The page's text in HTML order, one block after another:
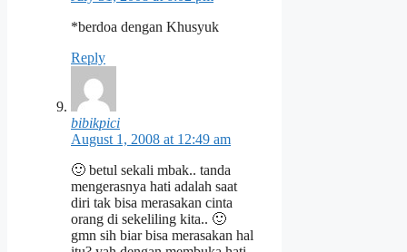
*berdoa dengan Khusyuk
Reply
bibikpici
August 1, 2008 at 12:49 am
🙂 betul sekali mbak.. tanda
mengerasnya hati adalah saat
diri tak bisa merasakan cinta
orang di sekeliling kita.. 🙂
gmn sih biar bisa merasakan hal